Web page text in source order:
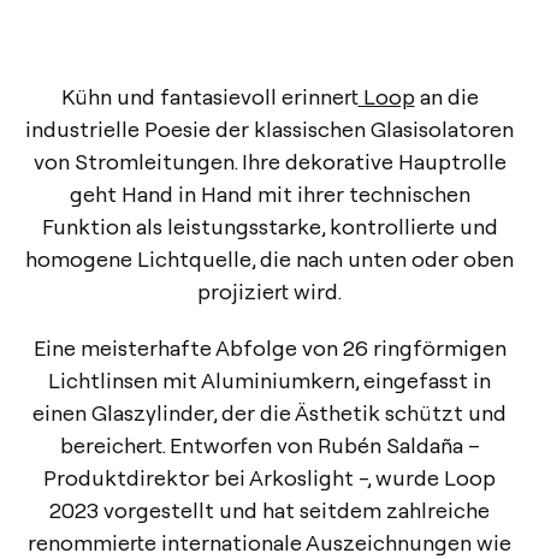
Kühn und fantasievoll erinnertLoopan die
industrielle Poesie der klassischen Glasisolatoren
von Stromleitungen. Ihre dekorative Hauptrolle
geht Hand in Hand mit ihrer technischen
Funktion als leistungsstarke, kontrollierte und
homogene Lichtquelle, die nach unten oder oben
projiziert wird.
Eine meisterhafte Abfolge von 26 ringförmigen
Lichtlinsen mit Aluminiumkern, eingefasst in
einen Glaszylinder, der die Ästhetik schützt und
bereichert. Entworfen von Rubén Saldaña –
Produktdirektor bei Arkoslight -, wurde Loop
2023 vorgestellt und hat seitdem zahlreiche
renommierte internationale Auszeichnungen wie